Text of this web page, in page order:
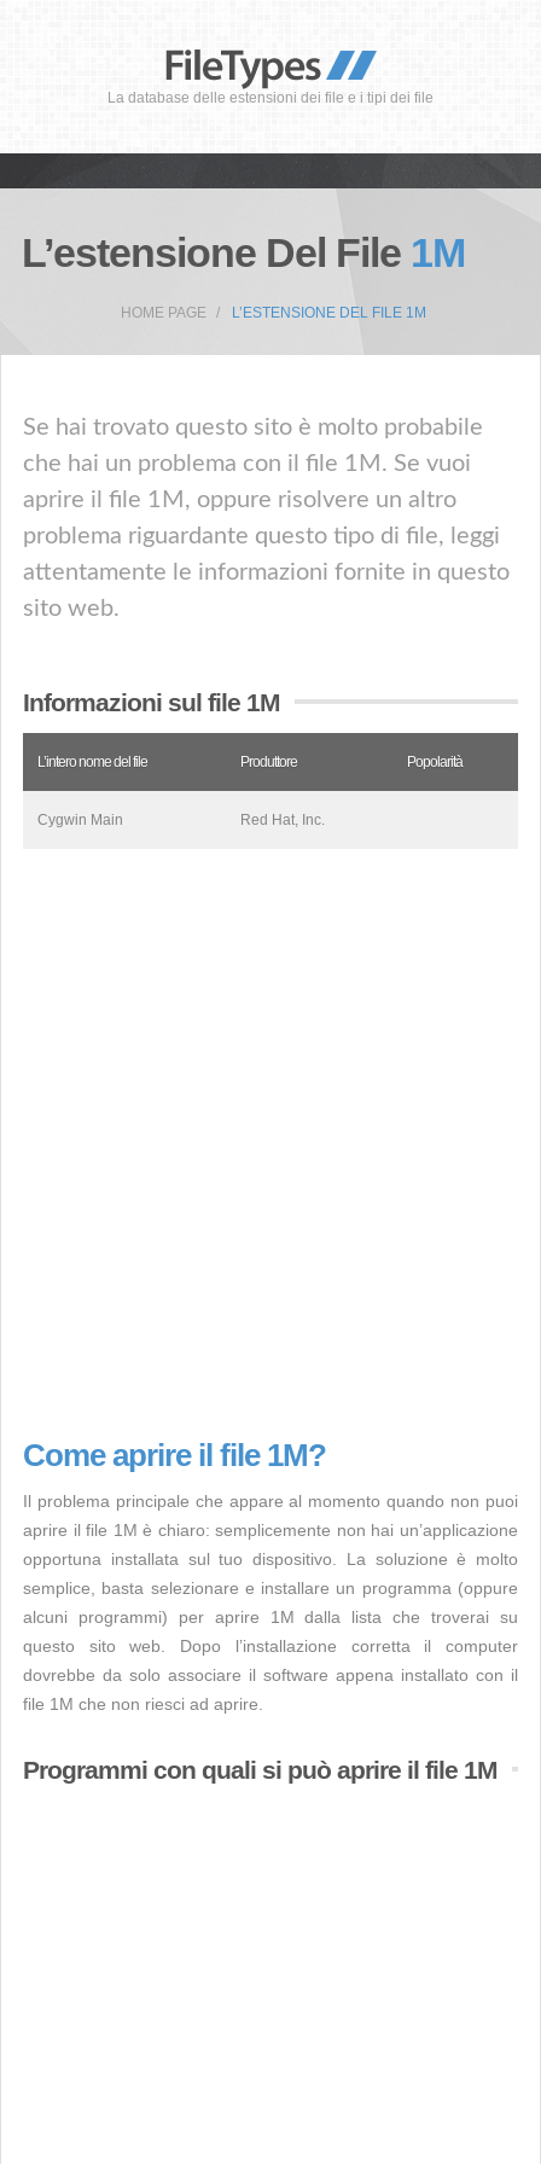
La database delle estensioni dei file e i tipi dei file
L’estensione Del File 1M
HOME PAGE L’ESTENSIONE DEL FILE 1M
Se hai trovato questo sito è molto probabile
che hai un problema con il file 1M. Se vuoi
aprire il file 1M, oppure risolvere un altro
problema riguardante questo tipo di file, leggi
attentamente le informazioni fornite in questo
sito web.
Informazioni sul file 1M
L’intero nome del file Produttore Popolarità
Cygwin Main Red Hat, Inc.
Come aprire il file 1M?
Il problema principale che appare al momento quando non puoi
aprire il file 1M è chiaro: semplicemente non hai un’applicazione
opportuna installata sul tuo dispositivo. La soluzione è molto
semplice, basta selezionare e installare un programma (oppure
alcuni programmi) per aprire 1M dalla lista che troverai su
questo sito web. Dopo l’installazione corretta il computer
dovrebbe da solo associare il software appena installato con il
file 1M che non riesci ad aprire.
Programmi con quali si può aprire il file 1M